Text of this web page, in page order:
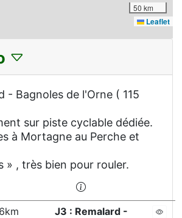
50 km
Leaflet
- Bagnoles de l'Orne ( 115
sur piste cyclable dédiée.
à Mortagne au Perche et
» , très bien pour rouler.
J3 : Remalard -